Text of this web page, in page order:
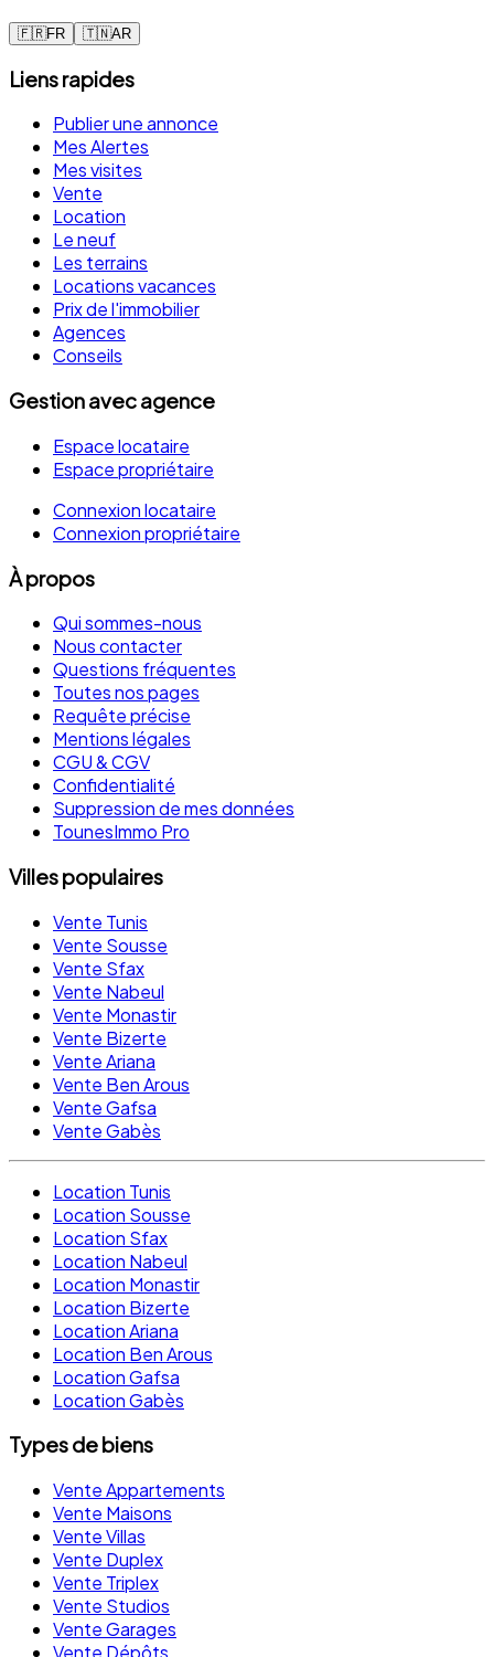
🇫🇷FR 🇹🇳AR
Liens rapides
Publier une annonce
Mes Alertes
Mes visites
Vente
Location
Le neuf
Les terrains
Locations vacances
Prix de l'immobilier
Agences
Conseils
Gestion avec agence
Espace locataire
Espace propriétaire
Connexion locataire
Connexion propriétaire
À propos
Qui sommes-nous
Nous contacter
Questions fréquentes
Toutes nos pages
Requête précise
Mentions légales
CGU & CGV
Confidentialité
Suppression de mes données
TounesImmo Pro
Villes populaires
Vente Tunis
Vente Sousse
Vente Sfax
Vente Nabeul
Vente Monastir
Vente Bizerte
Vente Ariana
Vente Ben Arous
Vente Gafsa
Vente Gabès
Location Tunis
Location Sousse
Location Sfax
Location Nabeul
Location Monastir
Location Bizerte
Location Ariana
Location Ben Arous
Location Gafsa
Location Gabès
Types de biens
Vente Appartements
Vente Maisons
Vente Villas
Vente Duplex
Vente Triplex
Vente Studios
Vente Garages
Vente Dépôts